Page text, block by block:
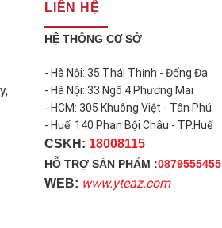
LIÊN HỆ
HỆ THỐNG CƠ SỞ
- Hà Nội: 35 Thái Thịnh - Đống Đa
- Hà Nội: 33 Ngõ 4 Phương Mai
- HCM: 305 Khuông Việt - Tân Phú
- Huế: 140 Phan Bội Châu - TP.Huế
CSKH: 18008115
HỖ TRỢ SẢN PHẨM :0879555455
WEB: www.yteaz.com